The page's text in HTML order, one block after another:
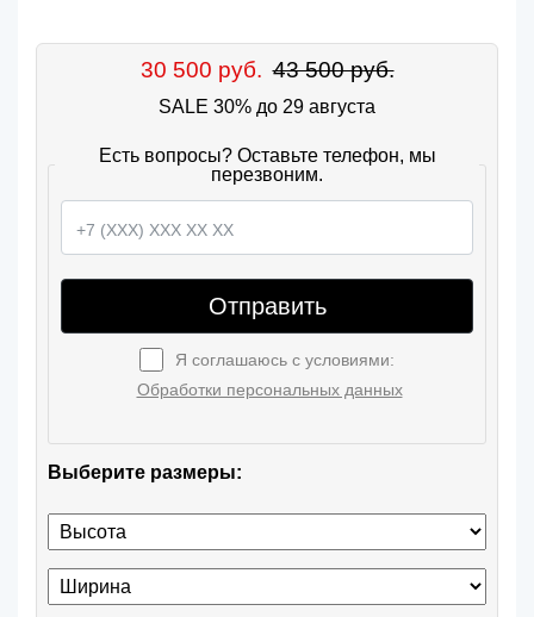
30 500 руб. 43 500 руб.
SALE 30% до 29 августа
Есть вопросы? Оставьте телефон, мы
перезвоним.
Отправить
Я соглашаюсь с условиями:
Обработки персональных данных
Выберите размеры: